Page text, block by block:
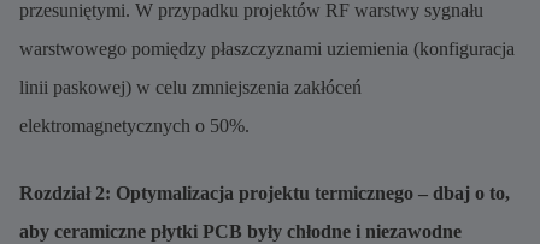
przesuniętymi. W przypadku projektów RF warstwy sygnału
warstwowego pomiędzy płaszczyznami uziemienia (konfiguracja
linii paskowej) w celu zmniejszenia zakłóceń
elektromagnetycznych o 50%.
Rozdział 2: Optymalizacja projektu termicznego – dbaj o to,
aby ceramiczne płytki PCB były chłodne i niezawodne